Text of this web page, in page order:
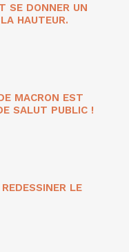
SE DONNER UN
HAUTEUR.
MACRON EST
SALUT PUBLIC !
LE